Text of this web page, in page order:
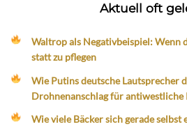
Aktuell oft
Waltrop als Negativbeispiel: Wenn
statt zu pflegen
Wie Putins deutsche Lautsprecher
Drohnenanschlag für antiwestliche
Wie viele Bäcker sich gerade